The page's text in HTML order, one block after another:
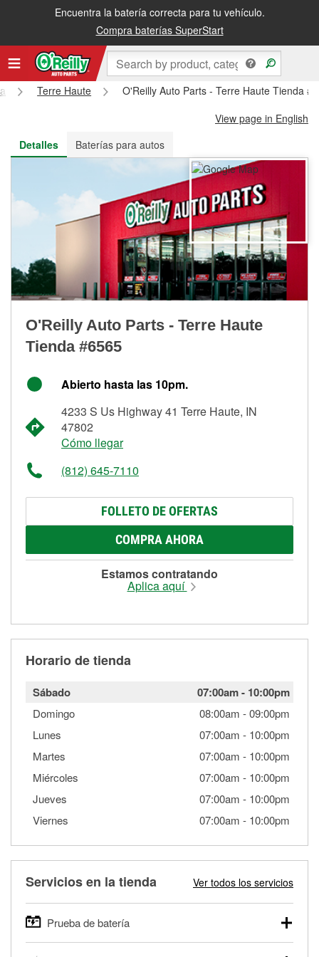
Encuentra la batería correcta para tu vehículo.
Compra baterías SuperStart
Recibe tu orden gratis al día siguiente o recógela en la tienda
Terre Haute
O'Reilly Auto Parts - Terre Haute Tienda
View page in English
Detalles
Baterías para autos
O'Reilly Auto Parts - Terre Haute
Tienda #6565
Abierto hasta las 10pm.
4233 S Us Highway 41 Terre Haute, IN
47802
Cómo llegar
(812) 645-7110
FOLLETO DE OFERTAS
COMPRA AHORA
Estamos contratando
Aplica aquí
Horario de tienda
Sábado 07:00am- 10:00pm
Domingo 08:00am -09:00pm
Lunes
07:00am - 10:00pm
Martes
07:00am - 10:00pm
Miércoles
07:00am - 10:00pm
Jueves
07:00am - 10:00pm
Viernes
07:00am - 10:00pm
Servicios en la tienda Ver todos los servicios
Prueba de batería